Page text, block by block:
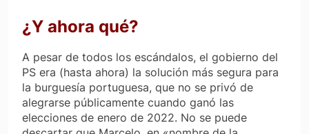
¿Y ahora qué?
A pesar de todos los escándalos, el gobierno del
PS era (hasta ahora) la solución más segura para
la burguesía portuguesa, que no se privó de
alegrarse públicamente cuando ganó las
elecciones de enero de 2022. No se puede